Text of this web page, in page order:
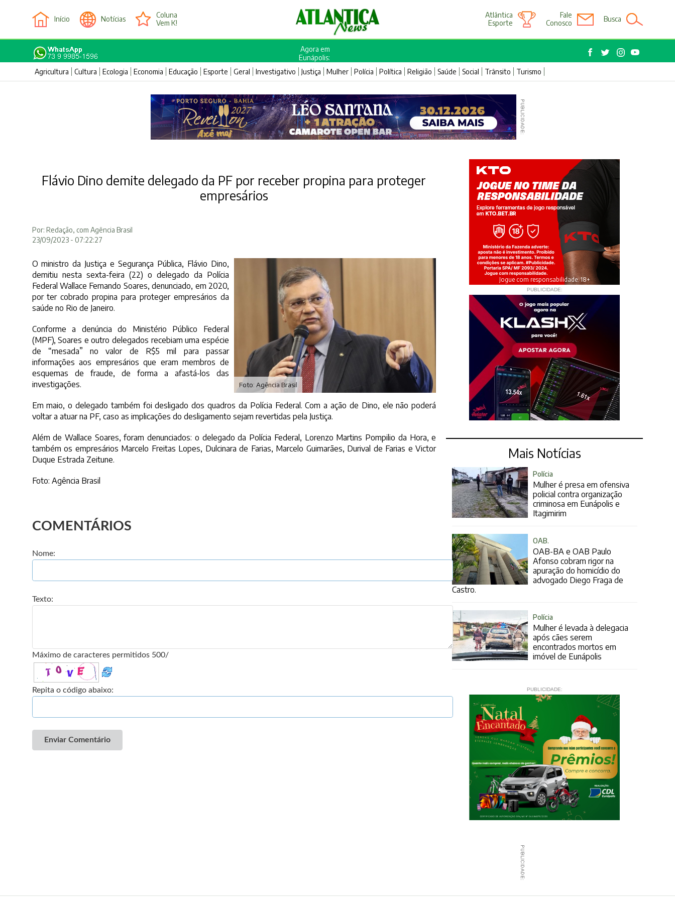
Início Notícias
Coluna
Vem K!
Atlântica
Esporte
Fale
Conosco
Busca
Agora em
Eunápolis:
Agricultura
Cultura Ecologia Economia Educação Esporte Geral Investigativo Justiça Mulher Polícia Política Religião Saúde Social Trânsito Turismo
Flávio Dino demite delegado da PF por receber propina para proteger
empresários
Por: Redação, com Agência Brasil
23/09/2023 - 07:22:27
Foto: Agência Brasil
O ministro da Justiça e Segurança Pública, Flávio Dino,
demitiu nesta sexta-feira (22) o delegado da Polícia
Federal Wallace Fernando Soares, denunciado, em 2020,
por ter cobrado propina para proteger empresários da
saúde no Rio de Janeiro.
Conforme a denúncia do Ministério Público Federal
(MPF), Soares e outro delegados recebiam uma espécie
de “mesada” no valor de R$5 mil para passar
informações aos empresários que eram membros de
esquemas de fraude, de forma a afastá-los das
investigações.
Em maio, o delegado também foi desligado dos quadros da Polícia Federal. Com a ação de Dino, ele não poderá
voltar a atuar na PF, caso as implicações do desligamento sejam revertidas pela Justiça.
Além de Wallace Soares, foram denunciados: o delegado da Polícia Federal, Lorenzo Martins Pompilio da Hora, e
também os empresários Marcelo Freitas Lopes, Dulcinara de Farias, Marcelo Guimarães, Durival de Farias e Victor
Duque Estrada Zeitune.
Foto: Agência Brasil
COMENTÁRIOS
Nome:
Texto:
Máximo de caracteres permitidos 500/
Repita o código abaixo:
Enviar Comentário
Jogue com responsabilidade. 18+
PUBLICIDADE:
Mais Notícias
Polícia
Mulher é presa em ofensiva
policial contra organização
criminosa em Eunápolis e
Itagimirim
OAB.
OAB-BA e OAB Paulo
Afonso cobram rigor na
apuração do homicídio do
advogado Diego Fraga de
Castro.
Polícia
Mulher é levada à delegacia
após cães serem
encontrados mortos em
imóvel de Eunápolis
PUBLICIDADE: